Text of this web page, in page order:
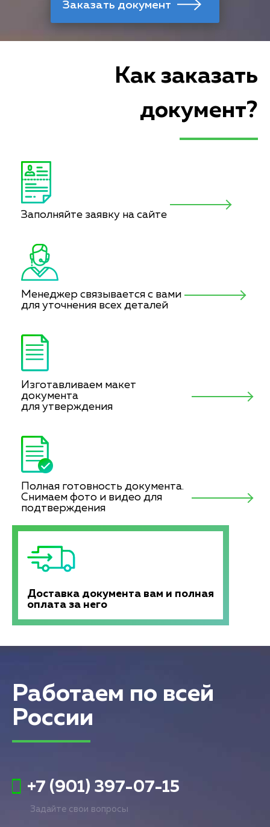
Как заказать
документ?
Заполняйте заявку на сайте
Менеджер связывается с вами
для уточнения всех деталей
Изготавливаем макет
документа
для утверждения
Полная готовность документа.
Снимаем фото и видео для
подтверждения
Доставка документа вам и полная
оплата за него
Работаем по всей
России
+7 (901) 397-07-15
Задайте свои вопросы